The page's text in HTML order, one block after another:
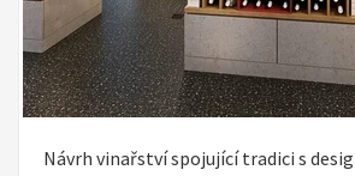
Návrh vinařství spojující tradici s